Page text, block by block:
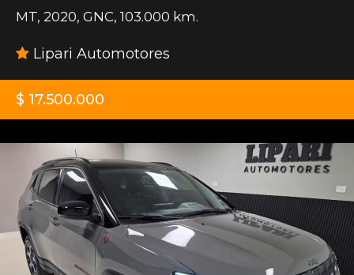
MT, 2020, GNC, 103.000 km.
Lipari Automotores
$ 17.500.000